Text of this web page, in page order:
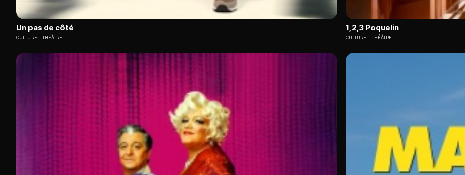
Un pas de côté
CULTURE THÉÂTRE
1,2,3 Poquelin
CULTURE THÉÂTRE